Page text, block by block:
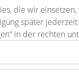
die wir
später
in der rechten